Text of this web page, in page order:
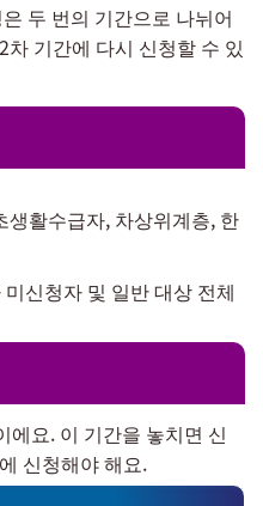
두 번의 기간으로 나뉘어
기간에 다시 신청할 수 있
생활수급자, 차상위계층, 한
신청자 및 일반 대상 전체
에요. 이 기간을 놓치면 신
신청해야 해요.